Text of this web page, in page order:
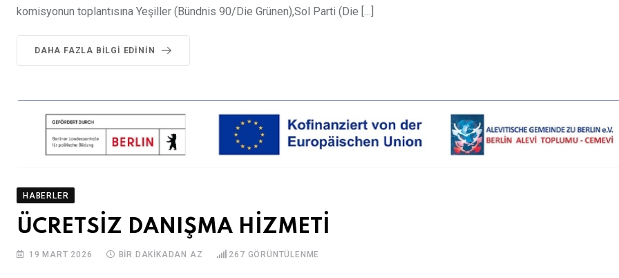
komisyonun toplantısına Yeşiller (Bündnis 90/Die Grünen),Sol Parti (Die […]
DAHA FAZLA BILGI EDININ
HABERLER
ÜCRETSİZ DANIŞMA HİZMETİ
19 MART 2026 BIR DAKIKADAN AZ 267 GÖRÜNTÜLENME